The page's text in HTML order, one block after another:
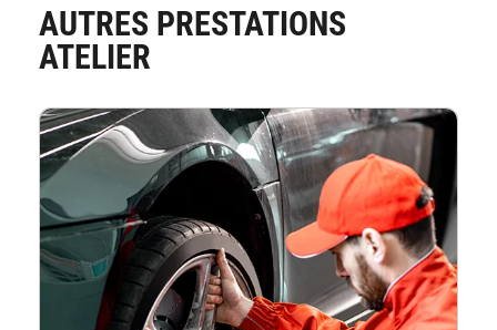
AUTRES PRESTATIONS
ATELIER